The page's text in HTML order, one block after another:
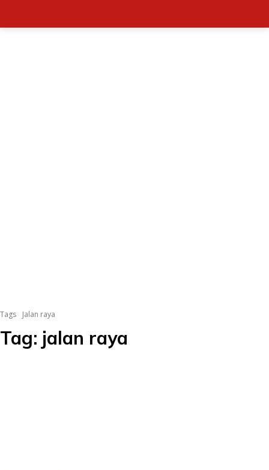
Tags Jalan raya
Tag: jalan raya